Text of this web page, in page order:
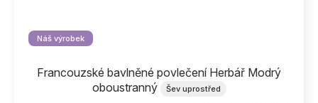
Náš výrobek
Francouzské bavlněné povlečení Herbář Modrý
oboustranný
Šev uprostřed